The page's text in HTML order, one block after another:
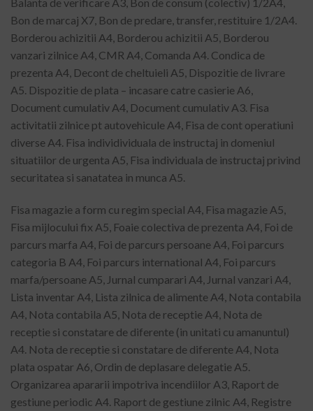
Bon de marcaj X7, Bon de predare, transfer, restituire 1/2A4.
Borderou achizitii A4, Borderou achizitii A5, Borderou
vanzari zilnice A4, CMR A4, Comanda A4. Condica de
prezenta A4, Decont de cheltuieli A5, Dispozitie de livrare
A5. Dispozitie de plata – incasare catre casierie A6,
Document cumulativ A4, Document cumulativ A3. Fisa
activitatii zilnice pt autovehicule A4, Fisa de cont operatiuni
diverse A4. Fisa individividuala de instructaj in domeniul
situatiilor de urgenta A5, Fisa individuala de instructaj privind
securitatea si sanatatea in munca A5.
Fisa magazie a form cu regim special A4, Fisa magazie A5,
Fisa mijlocului fix A5, Foaie colectiva de prezenta A4, Foi de
parcurs marfa A4, Foi de parcurs persoane A4, Foi parcurs
categoria B A4, Foi parcurs international A4, Foi parcurs
marfa/persoane A5, Jurnal cumparari A4, Jurnal vanzari A4,
Lista inventar A4, Lista zilnica de alimente A4, Nota contabila
A4, Nota contabila A5, Nota de receptie A4, Nota de
receptie si constatare de diferente (in unitati cu amanuntul)
A4. Nota de receptie si constatare de diferente A4, Nota
plata ospatar A6, Ordin de deplasare delegatie A5.
Organizarea apararii impotriva incendiilor A3, Raport de
gestiune periodic A4. Raport de gestiune zilnic A4, Registre